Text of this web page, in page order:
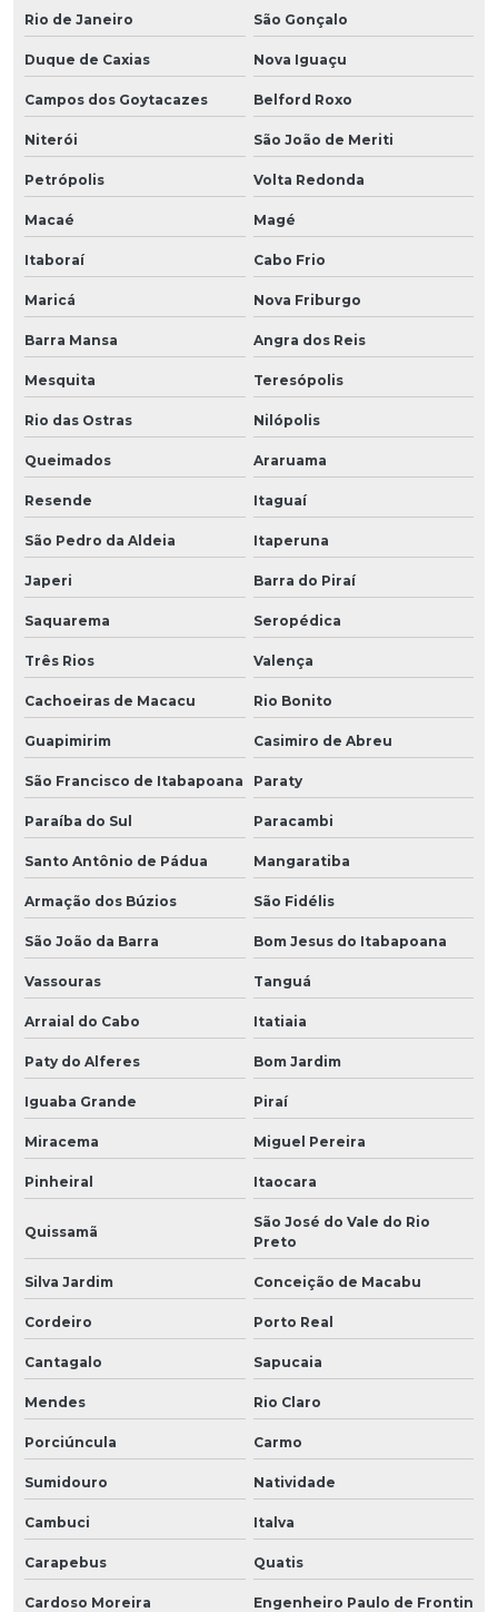
Rio de Janeiro São Gonçalo
Duque de Caxias Nova Iguaçu
Campos dos Goytacazes Belford Roxo
Niterói São João de Meriti
Petrópolis Volta Redonda
Macaé Magé
Itaboraí Cabo Frio
Maricá Nova Friburgo
Barra Mansa Angra dos Reis
Mesquita Teresópolis
Rio das Ostras Nilópolis
Queimados Araruama
Resende Itaguaí
São Pedro da Aldeia Itaperuna
Japeri Barra do Piraí
Saquarema Seropédica
Três Rios Valença
Cachoeiras de Macacu Rio Bonito
Guapimirim Casimiro de Abreu
São Francisco de Itabapoana Paraty
Paraíba do Sul Paracambi
Santo Antônio de Pádua Mangaratiba
Armação dos Búzios São Fidélis
São João da Barra Bom Jesus do Itabapoana
Vassouras Tanguá
Arraial do Cabo Itatiaia
Paty do Alferes Bom Jardim
Iguaba Grande Piraí
Miracema Miguel Pereira
Pinheiral Itaocara
Quissamã
São José do Vale do Rio
Preto
Silva Jardim Conceição de Macabu
Cordeiro Porto Real
Cantagalo Sapucaia
Mendes Rio Claro
Porciúncula Carmo
Sumidouro Natividade
Cambuci Italva
Carapebus Quatis
Cardoso Moreira Engenheiro Paulo de Frontin